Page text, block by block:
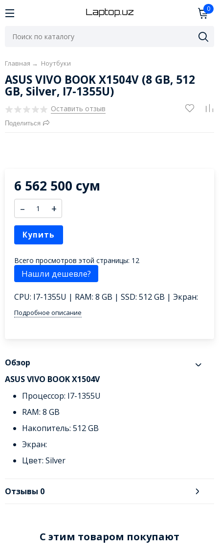
0
Главная → Ноутбуки
ASUS VIVO BOOK X1504V (8 GB, 512
GB, Silver, I7-1355U)
Оставить отзыв
Поделиться
6 562 500 сум
– +
Купить
Всего просмотров этой страницы: 12
CPU: I7-1355U | RAM: 8 GB | SSD: 512 GB | Экран:
Подробное описание
Обзор
ASUS VIVO BOOK X1504V
Процессор: I7-1355U
RAM: 8 GB
Накопитель: 512 GB
Экран:
Цвет: Silver
Отзывы 0
C этим товаром покупают